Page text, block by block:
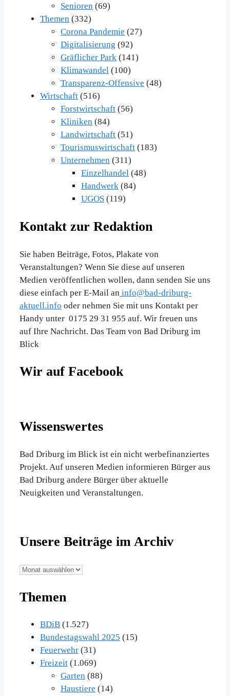
Senioren (69)
Themen (332)
Corona Pandemie (27)
Digitalisierung (92)
Gräflicher Park (141)
Klimawandel (100)
Transparenz-Offensive (48)
Wirtschaft (516)
Forstwirtschaft (56)
Kliniken (84)
Landwirtschaft (51)
Tourismuswirtschaft (183)
Unternehmen (311)
Einzelhandel (48)
Handwerk (84)
UGOS (119)
Kontakt zur Redaktion
Sie haben Beiträge, Fotos, Plakate von
Veranstaltungen? Wenn Sie diese auf unseren
Medien veröffentlichen wollen, dann senden Sie uns
diese einfach per E-Mail an info@bad-driburg-
aktuell.info oder nehmen Sie mit uns Kontakt per
Handy unter 0175 29 31 955 auf. Wir freuen uns
auf Ihre Nachricht. Das Team von Bad Driburg im
Blick
Wir auf Facebook
Wissenswertes
Bad Driburg im Blick ist ein nicht werbefinanziertes
Projekt. Auf unseren Medien informieren Bürger aus
Bad Driburg andere Bürger über aktuelle
Neuigkeiten und Veranstaltungen.
Unsere Beiträge im Archiv
Unsere
im
Themen
BDiB (1.527)
Bundestagswahl 2025 (15)
Feuerwehr (31)
Freizeit (1.069)
Garten (88)
Haustiere (14)